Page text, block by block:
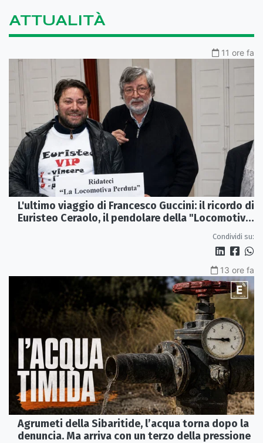
ATTUALITÀ
11 ore fa
L'ultimo viaggio di Francesco Guccini: il ricordo di
Euristeo Ceraolo, il pendolare della "Locomotiva
Condividi su:
13 ore fa
Agrumeti della Sibaritide, l’acqua torna dopo la
denuncia. Ma arriva con un terzo della pressione